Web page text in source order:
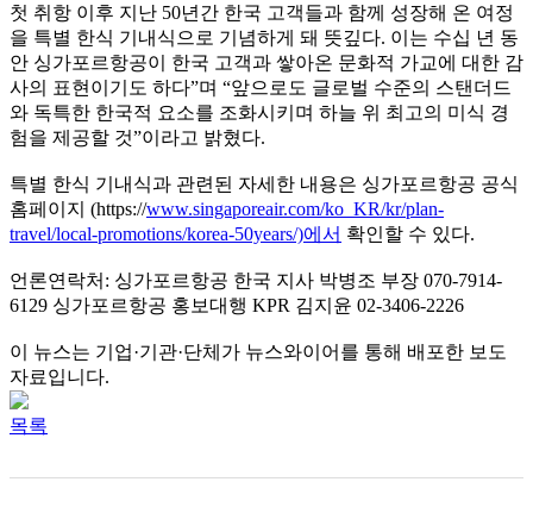
첫 취항 이후 지난 50년간 한국 고객들과 함께 성장해 온 여정
을 특별 한식 기내식으로 기념하게 돼 뜻깊다. 이는 수십 년 동
안 싱가포르항공이 한국 고객과 쌓아온 문화적 가교에 대한 감
사의 표현이기도 하다”며 “앞으로도 글로벌 수준의 스탠더드
와 독특한 한국적 요소를 조화시키며 하늘 위 최고의 미식 경
험을 제공할 것”이라고 밝혔다.
특별 한식 기내식과 관련된 자세한 내용은 싱가포르항공 공식
홈페이지 (https://www.singaporeair.com/ko_KR/kr/plan-
travel/local-promotions/korea-50years/)에서 확인할 수 있다.
언론연락처: 싱가포르항공 한국 지사 박병조 부장 070-7914-
6129 싱가포르항공 홍보대행 KPR 김지윤 02-3406-2226
이 뉴스는 기업·기관·단체가 뉴스와이어를 통해 배포한 보도
자료입니다.
목록